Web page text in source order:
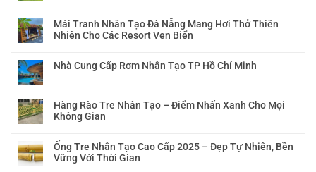
Mái Tranh Nhân Tạo Đà Nẵng Mang Hơi Thở Thiên
Nhiên Cho Các Resort Ven Biển
Nhà Cung Cấp Rơm Nhân Tạo TP Hồ Chí Minh
Hàng Rào Tre Nhân Tạo – Điểm Nhấn Xanh Cho Mọi
Không Gian
Ống Tre Nhân Tạo Cao Cấp 2025 – Đẹp Tự Nhiên, Bền
Vững Với Thời Gian